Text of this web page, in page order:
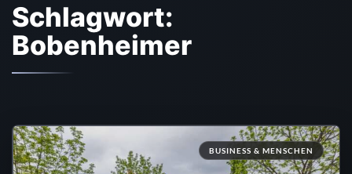
Schlagwort:
Bobenheimer
BUSINESS & MENSCHEN